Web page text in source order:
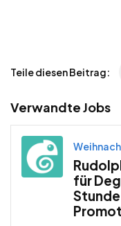
Teile diesen Beitrag:
Verwandte Jobs
für